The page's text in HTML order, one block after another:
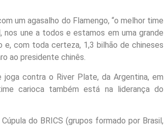
um agasalho do Flamengo, “o melhor time
une a todos e estamos em uma grande
e, com toda certeza, 1,3 bilhão de chineses
ao presidente chinês.
contra o River Plate, da Argentina, em
carioca também está na liderança do
do BRICS (grupos formado por Brasil,